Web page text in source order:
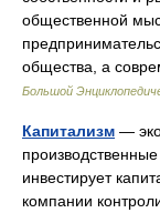
общественной
общества, а
Большой
Капитализм —
инвестирует
компании